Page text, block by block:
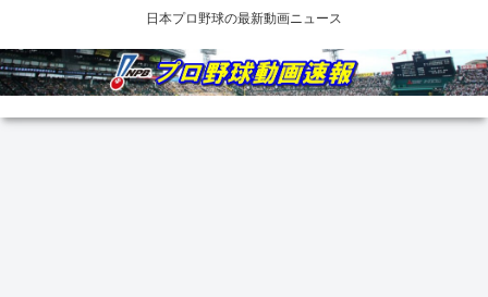
日本プロ野球の最新動画ニュース